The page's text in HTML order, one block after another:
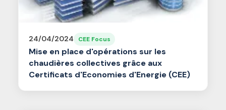
24/04/2024 CEE Focus
Mise en place d'opérations sur les
chaudières collectives grâce aux
Certificats d'Economies d'Energie (CEE)